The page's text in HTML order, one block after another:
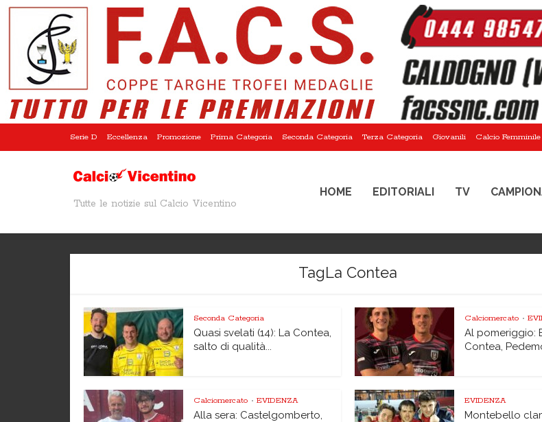
Serie D Eccellenza Promozione Prima Categoria Seconda Categoria Terza Categoria Giovanili Calcio Femminile
Tutte le notizie sul Calcio Vicentino
HOME EDITORIALI TV
TagLa Contea
Seconda Categoria
Quasi svelati (14): La Contea,
salto di qualità...
Calciomercato •
Al pomeriggio:
Contea,
Calciomercato • EVIDENZA
Alla sera: Castelgomberto,
EVIDENZA
Montebello